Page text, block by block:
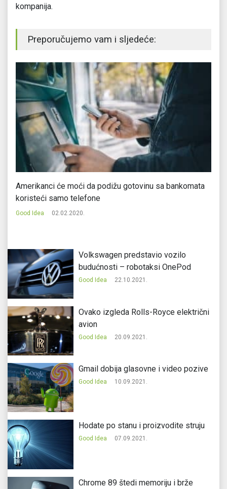
kompanija.
Preporučujemo vam i sljedeće:
Amerikanci će moći da podižu gotovinu sa bankomata
koristeći samo telefone
Good Idea 02.02.2020.
Volkswagen predstavio vozilo
budućnosti – robotaksi OnePod
Good Idea 22.10.2021.
Ovako izgleda Rolls-Royce električni
avion
Good Idea 20.09.2021.
Gmail dobija glasovne i video pozive
Good Idea 10.09.2021.
Hodate po stanu i proizvodite struju
Good Idea 07.09.2021.
Chrome 89 štedi memoriju i brže